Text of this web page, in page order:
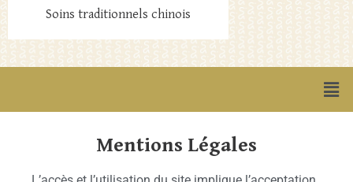
Soins traditionnels chinois
Mentions Légales